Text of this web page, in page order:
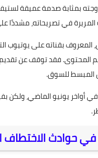
بمثابة صدمة عميقة
في تصريحاته، مشددًا
فقد توقف عن تقديم
المبسط للسوق.
في أواخر يونيو الماضي،
حوادث الاختطاف